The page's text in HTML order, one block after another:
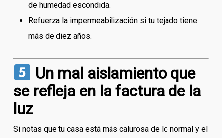
de humedad escondida.
Refuerza la impermeabilización si tu tejado tiene
más de diez años.
Un mal aislamiento que
se refleja en la factura de la
luz
Si notas que tu casa está más calurosa de lo normal y el